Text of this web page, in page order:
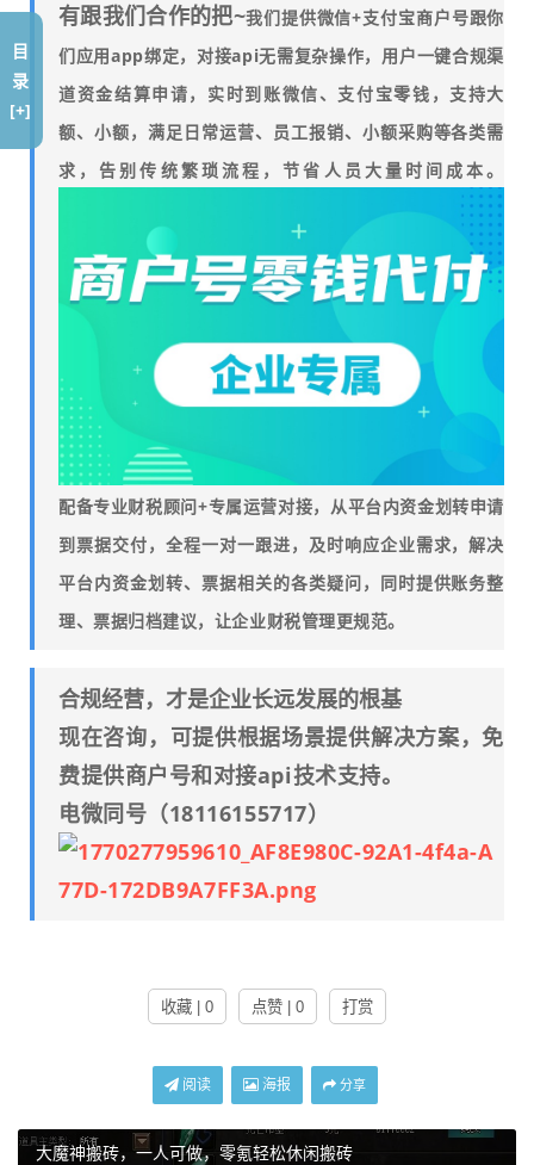
有跟我们合作的把~我们提供微信+支付宝商户号跟你
们应用app绑定，对接api无需复杂操作，用户一键合规渠
道资金结算申请，实时到账微信、支付宝零钱，支持大
额、小额，满足日常运营、员工报销、小额采购等各类需
求，告别传统繁琐流程，节省人员大量时间成本。
配备专业财税顾问+专属运营对接，从平台内资金划转申请
到票据交付，全程一对一跟进，及时响应企业需求，解决
平台内资金划转、票据相关的各类疑问，同时提供账务整
理、票据归档建议，让企业财税管理更规范。
合规经营，才是企业长远发展的根基
现在咨询，可提供根据场景提供解决方案，免
费提供商户号和对接api技术支持。
电微同号（18116155717）
收藏 | 0 点赞 | 0 打赏
阅读 海报 分享
大魔神搬砖，一人可做，零氪轻松休闲搬砖
目
录
[+]